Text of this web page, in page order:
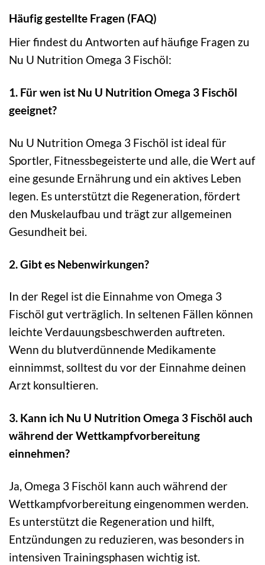
Häufig gestellte Fragen (FAQ)
Hier findest du Antworten auf häufige Fragen zu
Nu U Nutrition Omega 3 Fischöl:
1. Für wen ist Nu U Nutrition Omega 3 Fischöl
geeignet?
Nu U Nutrition Omega 3 Fischöl ist ideal für
Sportler, Fitnessbegeisterte und alle, die Wert auf
eine gesunde Ernährung und ein aktives Leben
legen. Es unterstützt die Regeneration, fördert
den Muskelaufbau und trägt zur allgemeinen
Gesundheit bei.
2. Gibt es Nebenwirkungen?
In der Regel ist die Einnahme von Omega 3
Fischöl gut verträglich. In seltenen Fällen können
leichte Verdauungsbeschwerden auftreten.
Wenn du blutverdünnende Medikamente
einnimmst, solltest du vor der Einnahme deinen
Arzt konsultieren.
3. Kann ich Nu U Nutrition Omega 3 Fischöl auch
während der Wettkampfvorbereitung
einnehmen?
Ja, Omega 3 Fischöl kann auch während der
Wettkampfvorbereitung eingenommen werden.
Es unterstützt die Regeneration und hilft,
Entzündungen zu reduzieren, was besonders in
intensiven Trainingsphasen wichtig ist.